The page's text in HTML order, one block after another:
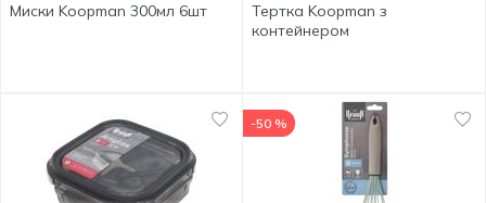
Миски Koopman 300мл 6шт
Тертка Koopman з
контейнером
-50 %